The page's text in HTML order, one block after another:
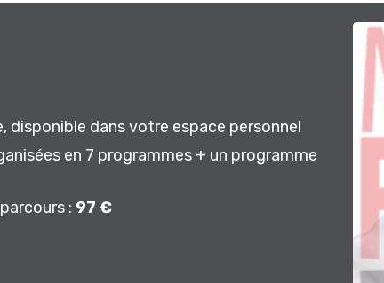
disponible dans votre espace personnel
en 7 programmes + un programme
: 97 €